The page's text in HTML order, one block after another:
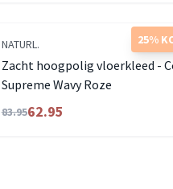
25%
NATURL.
Zacht hoogpolig vloerkleed -
Supreme Wavy Roze
83.9562.95